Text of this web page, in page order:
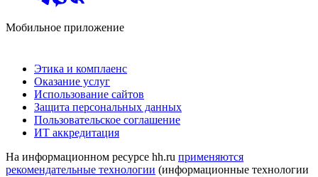
Мобильное приложение
Этика и комплаенс
Оказание услуг
Использование сайтов
Защита персональных данных
Пользовательское соглашение
ИТ аккредитация
На информационном ресурсе hh.ru применяются
рекомендательные технологии (информационные технологии